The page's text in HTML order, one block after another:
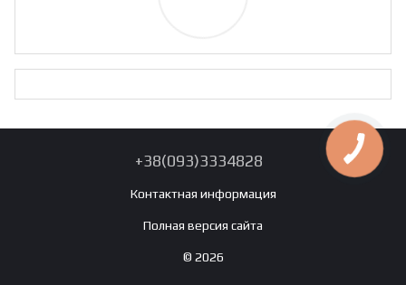
+38(093)3334828
Контактная информация
Полная версия сайта
© 2026